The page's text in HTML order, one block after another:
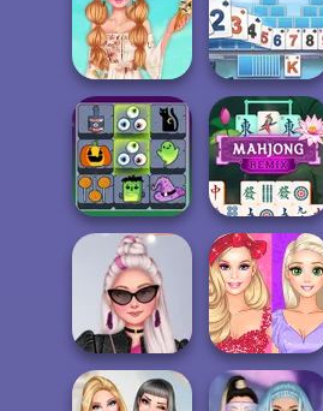
My Fabulous
Winter Wedding
TikTok DJs
Stylish Summer
Days
Solitaire TriPeaks
2
Mahjong
Connect
Halloween
Mahjong Remix